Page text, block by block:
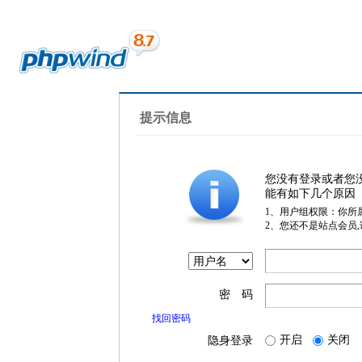
提示信息
您没有登录或者您
能有如下几个原因
1、用户组权限：你所
2、您还不是站点会员
密 码
找回密码
隐身登录 开启 关闭